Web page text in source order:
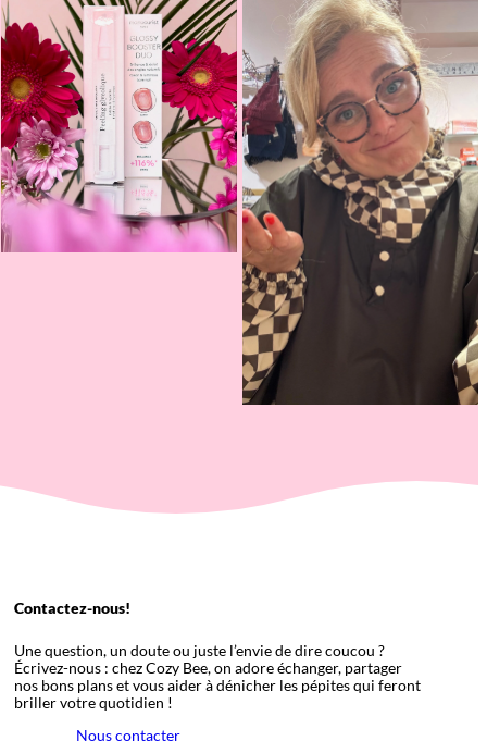
Contactez-nous!
Une question, un doute ou juste l’envie de dire coucou ?
Écrivez-nous : chez Cozy Bee, on adore échanger, partager
nos bons plans et vous aider à dénicher les pépites qui feront
briller votre quotidien !
Nous contacter